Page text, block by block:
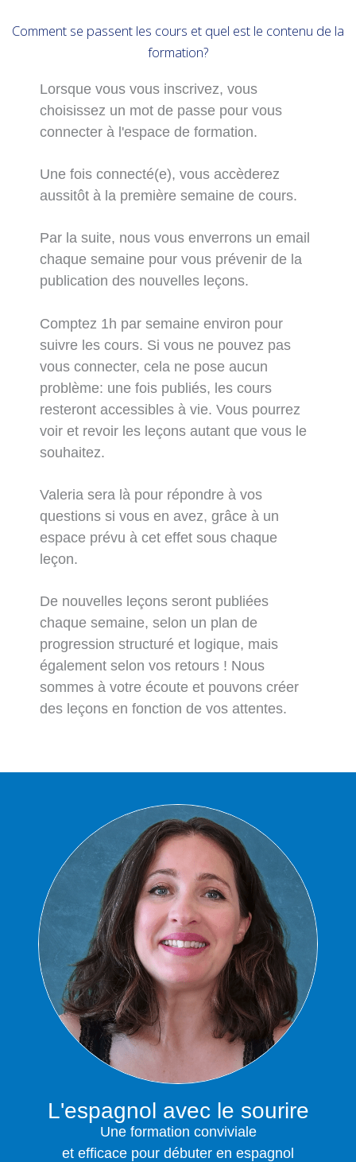
Comment se passent les cours et quel est le contenu de la
formation?
Lorsque vous vous inscrivez, vous
choisissez un mot de passe pour vous
connecter à l'espace de formation.
Une fois connecté(e), vous accèderez
aussitôt à la première semaine de cours.
Par la suite, nous vous enverrons un email
chaque semaine pour vous prévenir de la
publication des nouvelles leçons.
Comptez 1h par semaine environ pour
suivre les cours. Si vous ne pouvez pas
vous connecter, cela ne pose aucun
problème: une fois publiés, les cours
resteront accessibles à vie. Vous pourrez
voir et revoir les leçons autant que vous le
souhaitez.
Valeria sera là pour répondre à vos
questions si vous en avez, grâce à un
espace prévu à cet effet sous chaque
leçon.
De nouvelles leçons seront publiées
chaque semaine, selon un plan de
progression structuré et logique, mais
également selon vos retours ! Nous
sommes à votre écoute et pouvons créer
des leçons en fonction de vos attentes.
L'espagnol avec le sourire
Une formation conviviale
et efficace pour débuter en espagnol